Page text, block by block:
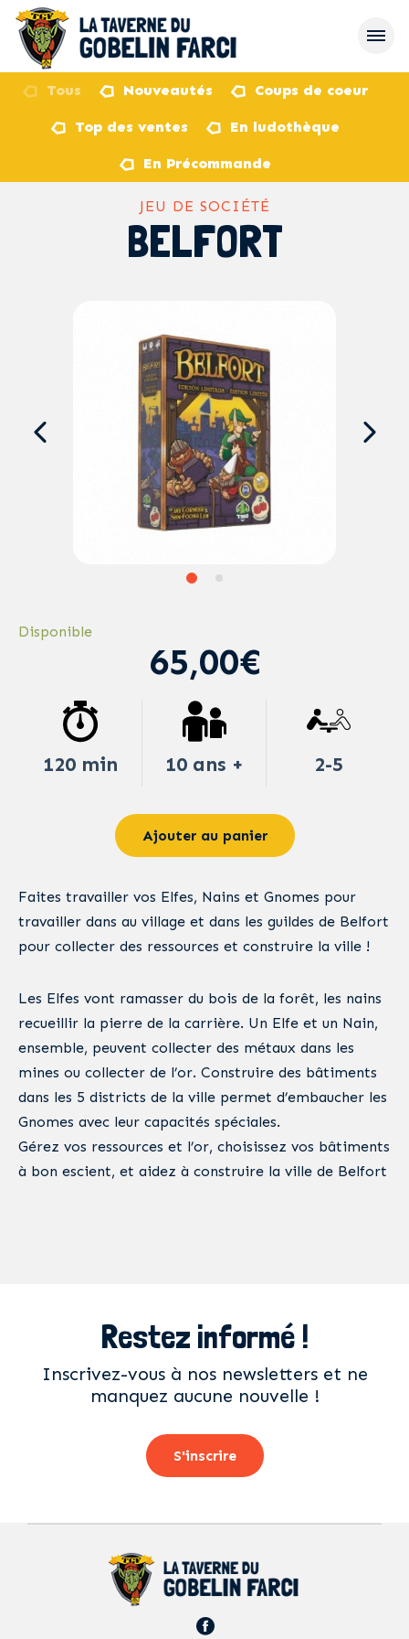
Tous Nouveautés Coups de coeur
Top des ventes En ludothèque
En Précommande
JEU DE SOCIÉTÉ
BELFORT
Disponible
65,00€
120 min 10 ans + 2-5
Ajouter au panier
Faites travailler vos Elfes, Nains et Gnomes pour
travailler dans au village et dans les guildes de Belfort
pour collecter des ressources et construire la ville !
Les Elfes vont ramasser du bois de la forêt, les nains
recueillir la pierre de la carrière. Un Elfe et un Nain,
ensemble, peuvent collecter des métaux dans les
mines ou collecter de l’or. Construire des bâtiments
dans les 5 districts de la ville permet d’embaucher les
Gnomes avec leur capacités spéciales.
Gérez vos ressources et l’or, choisissez vos bâtiments
à bon escient, et aidez à construire la ville de Belfort
Restez informé !
Inscrivez-vous à nos newsletters et ne
manquez aucune nouvelle !
S'inscrire